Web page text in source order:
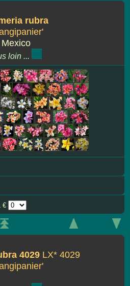
rubra
Mexico
loin ...
€
4029 LX* 4029